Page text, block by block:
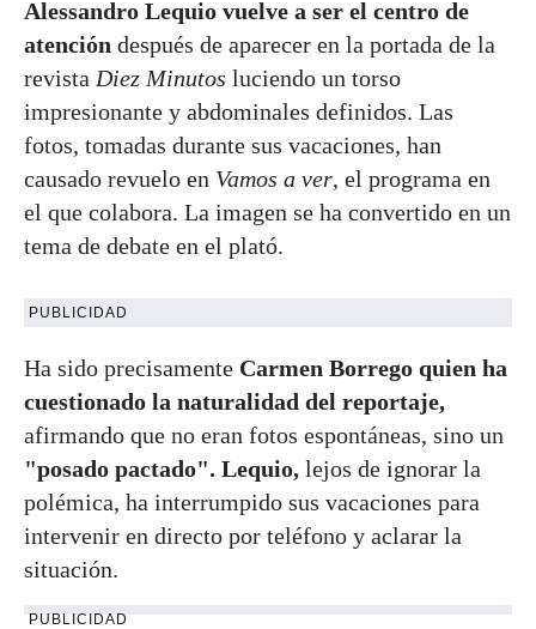
Alessandro Lequio vuelve a ser el centro de
atención después de aparecer en la portada de la
revista Diez Minutos luciendo un torso
impresionante y abdominales definidos. Las
fotos, tomadas durante sus vacaciones, han
causado revuelo en Vamos a ver, el programa en
el que colabora. La imagen se ha convertido en un
tema de debate en el plató.
PUBLICIDAD
Ha sido precisamente Carmen Borrego quien ha
cuestionado la naturalidad del reportaje,
afirmando que no eran fotos espontáneas, sino un
"posado pactado". Lequio, lejos de ignorar la
polémica, ha interrumpido sus vacaciones para
intervenir en directo por teléfono y aclarar la
situación.
PUBLICIDAD